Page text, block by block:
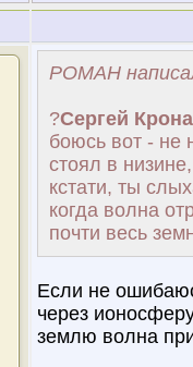
POMAH
?Сергей
боюсь вот - не
стоял в низине,
кстати, ты
когда волна
почти весь
Если не
через
землю волна